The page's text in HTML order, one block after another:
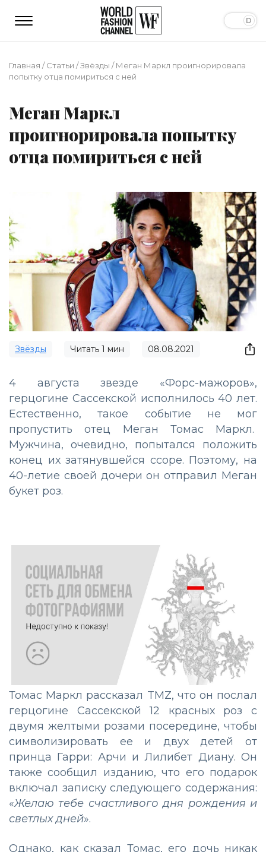
Главная /Статьи /Звёзды /Меган Маркл проигнорировала
попытку отца помириться с ней
Меган Маркл
проигнорировала попытку
отца помириться с ней
Звёзды Читать 1 мин 08.08.2021
4 августа звезде «Форс-мажоров»,
герцогине Сассекской исполнилось 40 лет.
Естественно, такое событие не мог
пропустить отец Меган Томас Маркл.
Мужчина, очевидно, попытался положить
конец их затянувшейся ссоре. Поэтому, на
40-летие своей дочери он отправил Меган
букет роз.
Томас Маркл рассказал TMZ, что он послал
герцогине Сассекской 12 красных роз с
двумя желтыми розами посередине, чтобы
символизировать ее и двух детей от
принца Гарри: Арчи и Лилибет Диану. Он
также сообщил изданию, что его подарок
включал записку следующего содержания:
«Желаю тебе счастливого дня рождения и
светлых дней».
Однако, как сказал Томас, его дочь никак